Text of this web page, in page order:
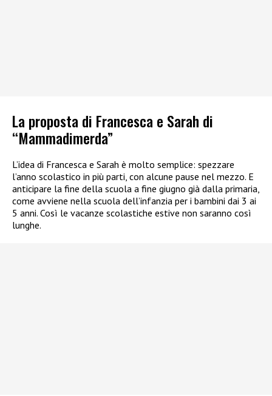
La proposta di Francesca e Sarah di
“Mammadimerda”
L’idea di Francesca e Sarah è molto semplice: spezzare
l’anno scolastico in più parti, con alcune pause nel mezzo. E
anticipare la fine della scuola a fine giugno già dalla primaria,
come avviene nella scuola dell’infanzia per i bambini dai 3 ai
5 anni. Così le vacanze scolastiche estive non saranno così
lunghe.